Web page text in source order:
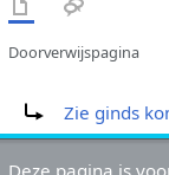
Doorverwijspagina
Zie ginds